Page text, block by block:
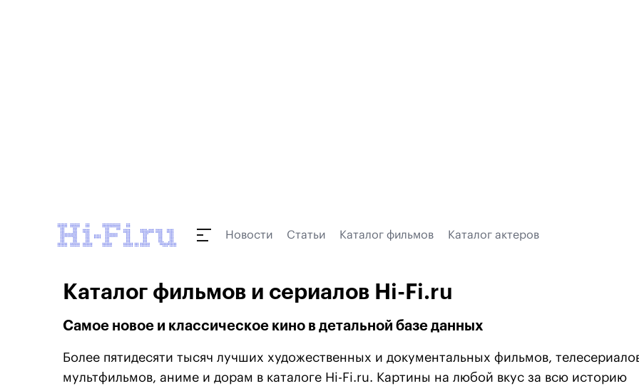
Новости Статьи Каталог фильмов Каталог актеров
Каталог фильмов и сериалов Hi-Fi.ru
Самое новое и классическое кино в детальной базе данных
Более пятидесяти тысяч лучших художественных и документальных фильмов,
мультфильмов, аниме и дорам в каталоге Hi-Fi.ru. Картины на любой вкус за всю историю